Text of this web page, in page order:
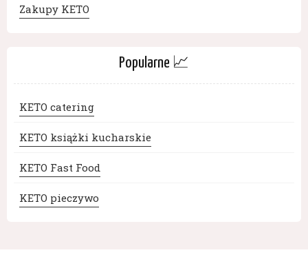
Zakupy KETO
Popularne 📈
KETO catering
KETO książki kucharskie
KETO Fast Food
KETO pieczywo